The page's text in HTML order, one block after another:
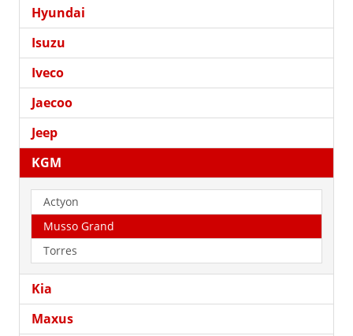
Hyundai
Isuzu
Iveco
Jaecoo
Jeep
KGM
Actyon
Musso Grand
Torres
Kia
Maxus